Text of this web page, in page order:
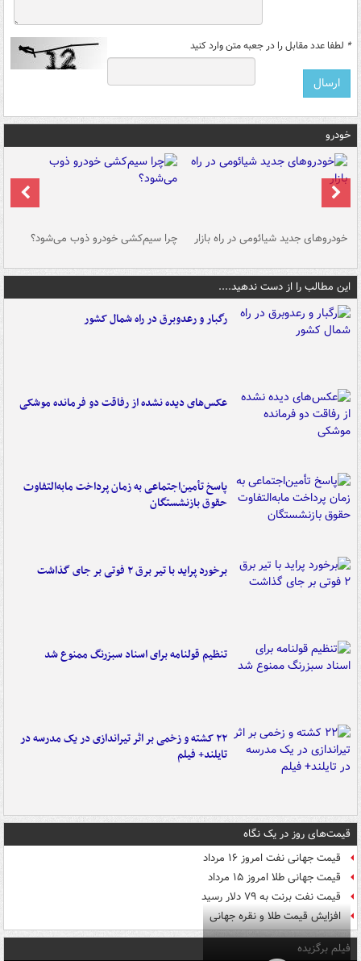
* لطفا عدد مقابل را در جعبه متن وارد کنید
خودرو
خودروهای جدید شیائومی در راه بازار چرا سیم‌کشی خودرو ذوب می‌شود؟
این مطالب را از دست ندهید....
رگبار و رعدوبرق در راه شمال کشور
عکس‌های دیده نشده از رفاقت دو فرمانده‌ موشکی
پاسخ تأمین‌اجتماعی به زمان پرداخت مابه‌التفاوت
حقوق بازنشستگان
برخورد پراید با تیر برق ۲ فوتی بر جای گذاشت
تنظیم قولنامه برای اسناد سبزرنگ ممنوع شد
۲۲ کشته و زخمی بر اثر تیراندازی در یک مدرسه در
تایلند+ فیلم
قیمت‌های روز در یک نگاه
قیمت جهانی نفت امروز ۱۶ مرداد
قیمت جهانی طلا امروز ۱۵ مرداد
قیمت نفت برنت به ۷۹ دلار رسید
افزایش قیمت طلا و نقره جهانی
فیلم برگزیده